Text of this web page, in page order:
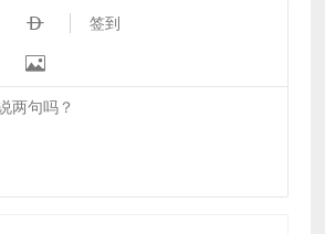
 签到
